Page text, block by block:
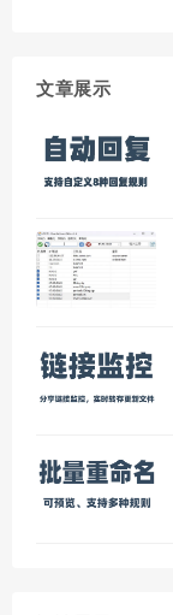
文章展示